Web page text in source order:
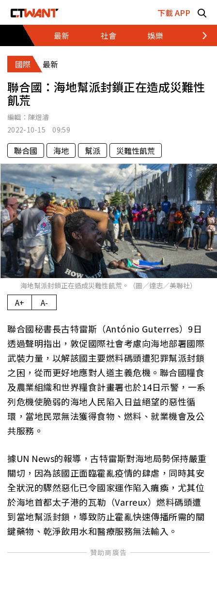
下載 APP
最新
社會 娛樂 財經
國際 最新
聯合國：海地幫派封鎖正在造成災難性
飢荒
編輯： 陳煜濬
2022-10-15 09:59
聯合國 海地 幫派 災難性飢荒
海地幫派封鎖正在造成災難性飢荒。（圖／達志／美聯社）
A+ A-
聯合國秘書長古特雷斯（António Guterres）9日
透過聲明指出，敦促國際社會考慮向海地部署國際
武裝力量，以解該國主要燃料碼頭遭犯罪幫派封鎖
之困，從而更好地應對人道主義危機。聯合國糧食
及農業組織和世界糧食計畫署也於14日示警，一系
列危機使脆弱的海地人民陷入日益絕望的惡性循
環，當地民眾無法獲得食物、燃料、就業機會及公
共服務。
據UN News的報導，古特雷斯對海地局勢保持嚴重
關切，因為該國正面臨霍亂疫情的肆虐，同時其安
全狀況的驟然惡化已令國家運作陷入癱瘓，尤其位
於海地首都太子港的瓦勒（Varreux）燃料碼頭遭
到當地幫派封鎖，導致防止霍亂快速傳播所需的關
鍵藥物、乾淨飲用水和醫療服務無法輸入。